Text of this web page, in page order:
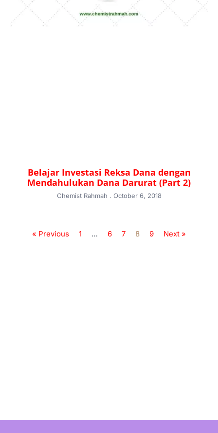
Belajar Investasi Reksa Dana dengan
Mendahulukan Dana Darurat (Part 2)
Chemist Rahmah October 6, 2018
« Previous 1 … 6 7 8 9 Next »